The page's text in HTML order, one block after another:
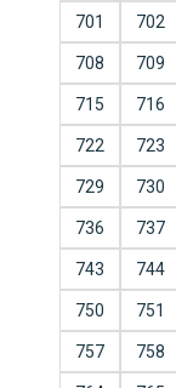
701 702
708 709
715 716
722 723
729 730
736 737
743 744
750 751
757 758